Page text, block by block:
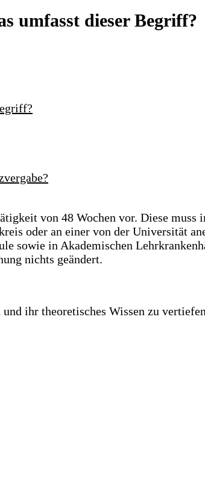
umfasst dieser Begriff?
von 48 Wochen vor. Diese
oder an einer von der Universität
sowie in Akademischen
nichts geändert.
ihr theoretisches Wissen zu vertiefen